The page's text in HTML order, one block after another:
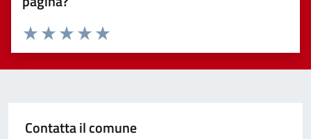
Valuta 5 stelle su 5
Valuta 4 stelle su 5
Valuta 3 stelle su 5
Valuta 2 stelle su 5
Valuta 1 stelle su 5
Contatta il comune